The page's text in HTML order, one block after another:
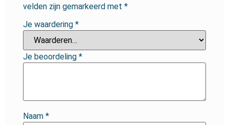
velden zijn gemarkeerd met *
Je waardering *
Je beoordeling *
Naam *